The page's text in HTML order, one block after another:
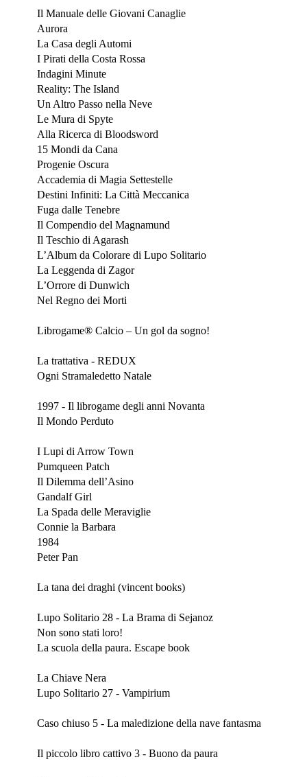
Il Manuale delle Giovani Canaglie
Aurora
La Casa degli Automi
I Pirati della Costa Rossa
Indagini Minute
Reality: The Island
Un Altro Passo nella Neve
Le Mura di Spyte
Alla Ricerca di Bloodsword
15 Mondi da Cana
Progenie Oscura
Accademia di Magia Settestelle
Destini Infiniti: La Città Meccanica
Fuga dalle Tenebre
Il Compendio del Magnamund
Il Teschio di Agarash
L’Album da Colorare di Lupo Solitario
La Leggenda di Zagor
L’Orrore di Dunwich
Nel Regno dei Morti
Librogame® Calcio – Un gol da sogno!
La trattativa - REDUX
Ogni Stramaledetto Natale
1997 - Il librogame degli anni Novanta
Il Mondo Perduto
I Lupi di Arrow Town
Pumqueen Patch
Il Dilemma dell’Asino
Gandalf Girl
La Spada delle Meraviglie
Connie la Barbara
1984
Peter Pan
La tana dei draghi (vincent books)
Lupo Solitario 28 - La Brama di Sejanoz
Non sono stati loro!
La scuola della paura. Escape book
La Chiave Nera
Lupo Solitario 27 - Vampirium
Caso chiuso 5 - La maledizione della nave fantasma
Il piccolo libro cattivo 3 - Buono da paura